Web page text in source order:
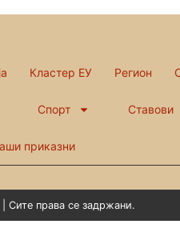
Кластер ЕУ Регион
Спорт Ставови
приказни
права се задржани.